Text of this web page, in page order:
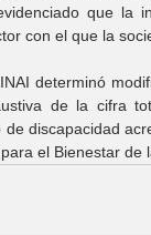
que la
con el que la
determinó
de la cifra
discapacidad
el Bienestar de